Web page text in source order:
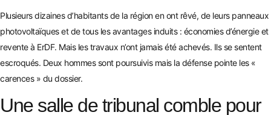
Plusieurs dizaines d’habitants de la région en ont rêvé, de leurs panneaux
photovoltaïques et de tous les avantages induits : économies d’énergie et
revente à ErDF. Mais les travaux n’ont jamais été achevés. Ils se sentent
escroqués. Deux hommes sont poursuivis mais la défense pointe les «
carences » du dossier.
Une salle de tribunal comble pour